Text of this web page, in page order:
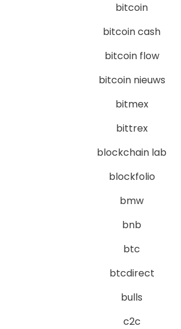
bitcoin
bitcoin cash
bitcoin flow
bitcoin nieuws
bitmex
bittrex
blockchain lab
blockfolio
bmw
bnb
btc
btcdirect
bulls
c2c